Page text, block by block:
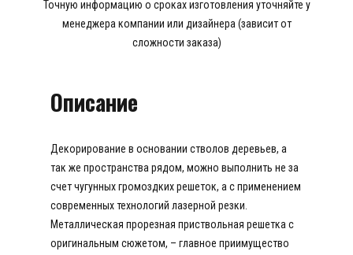
Точную информацию о сроках изготовления уточняйте у
менеджера компании или дизайнера (зависит от
сложности заказа)
Описание
Декорирование в основании стволов деревьев, а
так же пространства рядом, можно выполнить не за
счет чугунных громоздких решеток, а с применением
современных технологий лазерной резки.
Металлическая прорезная приствольная решетка с
оригинальным сюжетом, – главное приимущество